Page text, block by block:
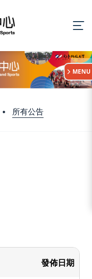
所有公告
MENU
發佈日期